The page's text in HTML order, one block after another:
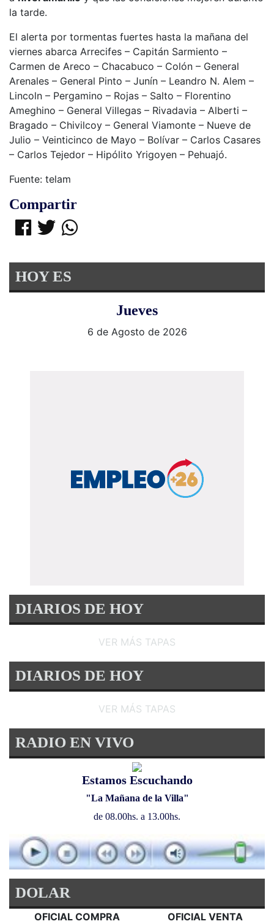
la tarde.
El alerta por tormentas fuertes hasta la mañana del
viernes abarca Arrecifes – Capitán Sarmiento –
Carmen de Areco – Chacabuco – Colón – General
Arenales – General Pinto – Junín – Leandro N. Alem –
Lincoln – Pergamino – Rojas – Salto – Florentino
Ameghino – General Villegas – Rivadavia – Alberti –
Bragado – Chivilcoy – General Viamonte – Nueve de
Julio – Veinticinco de Mayo – Bolívar – Carlos Casares
– Carlos Tejedor – Hipólito Yrigoyen – Pehuajó.
Fuente: telam
Compartir
HOY ES
Jueves
6 de Agosto de 2026
DIARIOS DE HOY
VER MÁS TAPAS
DIARIOS DE HOY
VER MÁS TAPAS
RADIO EN VIVO
Estamos Escuchando
"La Mañana de la Villa"
de 08.00hs. a 13.00hs.
DOLAR
OFICIAL COMPRA OFICIAL VENTA